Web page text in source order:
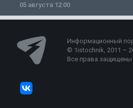
05 августа 12:00
Информационный
© 1istochnik, 2011 –
Все права защищены